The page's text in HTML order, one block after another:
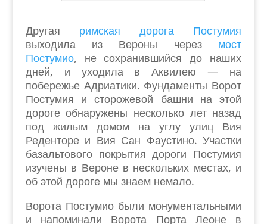
Другая римская дорога Постумия
выходила из Вероны через мост
Постумио, не сохранившийся до наших
дней, и уходила в Аквилею — на
побережье Адриатики. Фундаменты Ворот
Постумия и сторожевой башни на этой
дороге обнаружены несколько лет назад
под жилым домом на углу улиц Вия
Реденторе и Вия Сан Фаустино. Участки
базальтового покрытия дороги Постумия
изучены в Вероне в нескольких местах, и
об этой дороге мы знаем немало.
Ворота Постумио были монументальными
и напоминали Ворота Порта Леоне в